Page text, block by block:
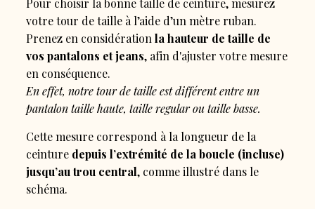
Pour choisir la bonne taille de ceinture, mesurez
votre tour de taille à l’aide d’un mètre ruban.
Prenez en considération la hauteur de taille de
vos pantalons et jeans, afin d'ajuster votre mesure
en conséquence.
En effet, notre tour de taille est différent entre un
pantalon taille haute, taille regular ou taille basse.
Cette mesure correspond à la longueur de la
ceinture depuis l’extrémité de la boucle (incluse)
jusqu’au trou central, comme illustré dans le
schéma.